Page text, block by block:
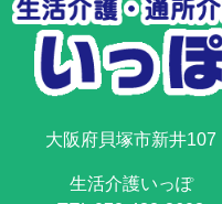
大阪府貝塚市新井107
生活介護いっぽ